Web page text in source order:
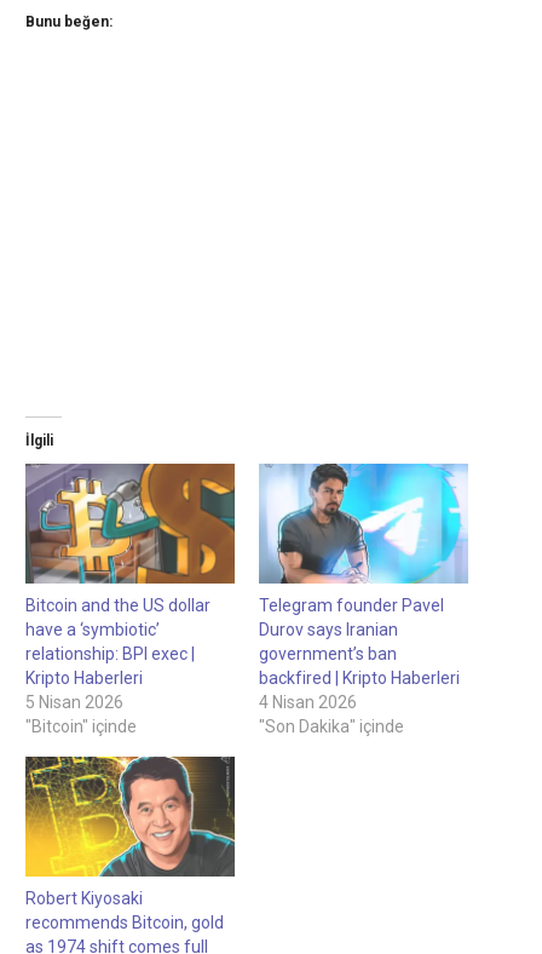
Bunu beğen:
İlgili
Bitcoin and the US dollar
have a ‘symbiotic’
relationship: BPI exec |
Kripto Haberleri
5 Nisan 2026
"Bitcoin" içinde
Telegram founder Pavel
Durov says Iranian
government’s ban
backfired | Kripto Haberleri
4 Nisan 2026
"Son Dakika" içinde
Robert Kiyosaki
recommends Bitcoin, gold
as 1974 shift comes full